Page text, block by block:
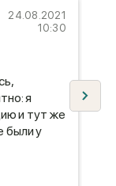
24.08.2021
10:30
я
и тут же
были у